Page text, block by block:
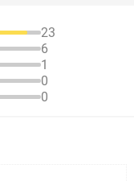
23
6
1
0
0